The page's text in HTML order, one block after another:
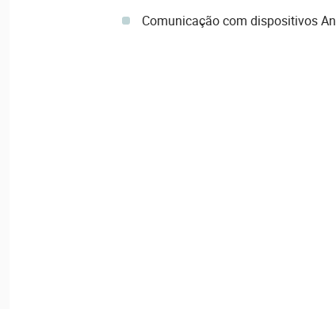
Comunicação com dispositivos